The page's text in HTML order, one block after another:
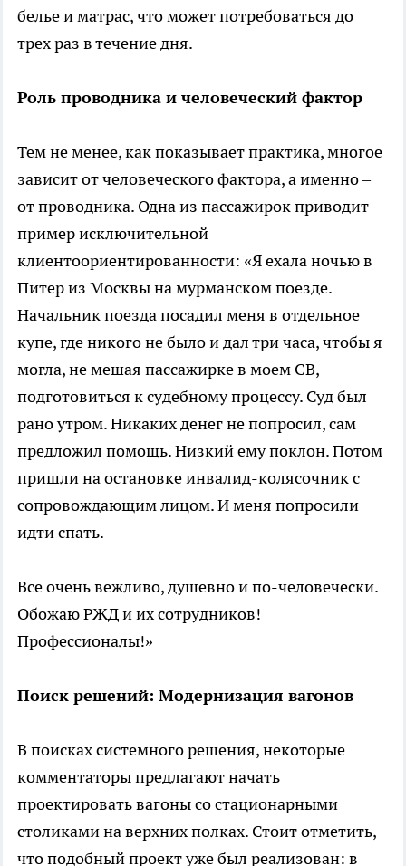
белье и матрас, что может потребоваться до
трех раз в течение дня.
Роль проводника и человеческий фактор
Тем не менее, как показывает практика, многое
зависит от человеческого фактора, а именно –
от проводника. Одна из пассажирок приводит
пример исключительной
клиентоориентированности: «Я ехала ночью в
Питер из Москвы на мурманском поезде.
Начальник поезда посадил меня в отдельное
купе, где никого не было и дал три часа, чтобы я
могла, не мешая пассажирке в моем СВ,
подготовиться к судебному процессу. Суд был
рано утром. Никаких денег не попросил, сам
предложил помощь. Низкий ему поклон. Потом
пришли на остановке инвалид-колясочник с
сопровождающим лицом. И меня попросили
идти спать.
Все очень вежливо, душевно и по-человечески.
Обожаю РЖД и их сотрудников!
Профессионалы!»
Поиск решений: Модернизация вагонов
В поисках системного решения, некоторые
комментаторы предлагают начать
проектировать вагоны со стационарными
столиками на верхних полках. Стоит отметить,
что подобный проект уже был реализован: в